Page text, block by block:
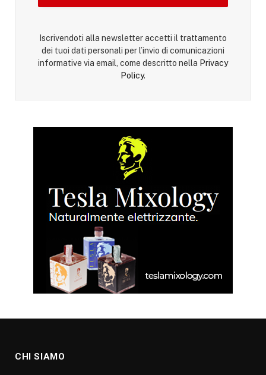
Iscrivendoti alla newsletter accetti il trattamento
dei tuoi dati personali per l’invio di comunicazioni
informative via email, come descritto nella Privacy
Policy.
CHI SIAMO